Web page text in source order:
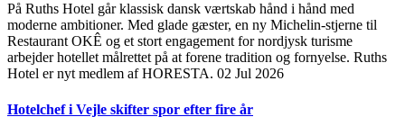
På Ruths Hotel går klassisk dansk værtskab hånd i hånd med
moderne ambitioner. Med glade gæster, en ny Michelin-stjerne til
Restaurant OKÊ og et stort engagement for nordjysk turisme
arbejder hotellet målrettet på at forene tradition og fornyelse. Ruths
Hotel er nyt medlem af HORESTA. 02 Jul 2026
Hotelchef i Vejle skifter spor efter fire år